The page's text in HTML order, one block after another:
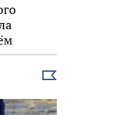
Выбрать